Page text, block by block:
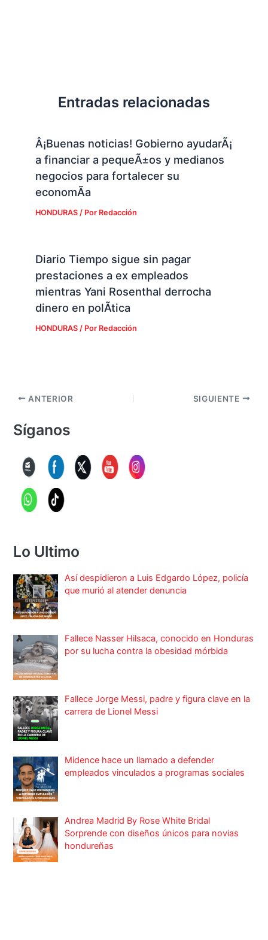
Entradas relacionadas
Â¡Buenas noticias! Gobierno ayudarÃ¡
a financiar a pequeÃ±os y medianos
negocios para fortalecer su
economÃ­a
HONDURAS/ Por Redacción
Diario Tiempo sigue sin pagar
prestaciones a ex empleados
mientras Yani Rosenthal derrocha
dinero en polÃ­tica
HONDURAS/ Por Redacción
ANTERIOR SIGUIENTE
Síganos
Lo Ultimo
Así despidieron a Luis Edgardo López, policía
que murió al atender denuncia
Fallece Nasser Hilsaca, conocido en Honduras
por su lucha contra la obesidad mórbida
Fallece Jorge Messi, padre y figura clave en la
carrera de Lionel Messi
Midence hace un llamado a defender
empleados vinculados a programas sociales
Andrea Madrid By Rose White Bridal
Sorprende con diseños únicos para novias
hondureñas